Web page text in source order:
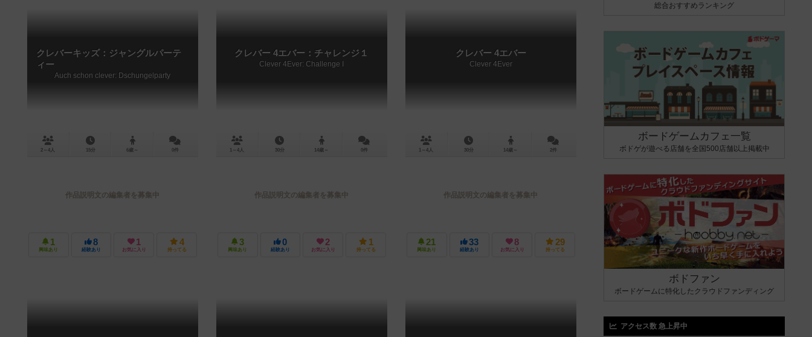
クレバーキッズ：ジャングルパーテ
ィー
Auch schon clever: Dschungelparty
2～4人 15分 6歳～ 0件
作品説明文の編集者を募集中
1
興味あり
8
経験あり
1
お気に入り
4
持ってる
クレバー 4エバー：チャレンジ１
Clever 4Ever: Challenge I
1～4人 30分 14歳～ 0件
作品説明文の編集者を募集中
3
興味あり
0
経験あり
2
お気に入り
1
持ってる
クレバー 4エバー
Clever 4Ever
1～4人 30分 14歳～ 2件
作品説明文の編集者を募集中
21
興味あり
33
経験あり
8
お気に入り
29
持ってる
総合おすすめランキング
ボードゲームカフェ一覧
ボドゲが遊べる店舗を全国500店舗以上掲載中
ボドファン
ボードゲームに特化したクラウドファンディング
アクセス数 急上昇中